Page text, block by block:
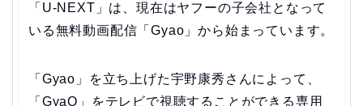
「U-NEXT」は、現在はヤフーの子会社となって
いる無料動画配信「Gyao」から始まっています。
「Gyao」を立ち上げた宇野康秀さんによって、
「GyaO」をテレビで視聴することができる専用